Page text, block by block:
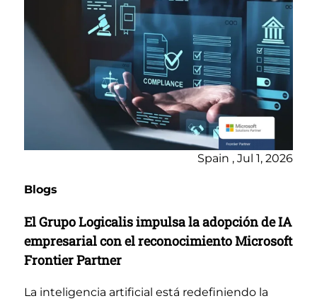
Spain , Jul 1, 2026
Blogs
El Grupo Logicalis impulsa la adopción de IA
empresarial con el reconocimiento Microsoft
Frontier Partner
La inteligencia artificial está redefiniendo la